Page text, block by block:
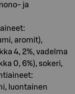
ja
aromit),
4, 2%, vadelma
0, 6%), sokeri,
luontainen